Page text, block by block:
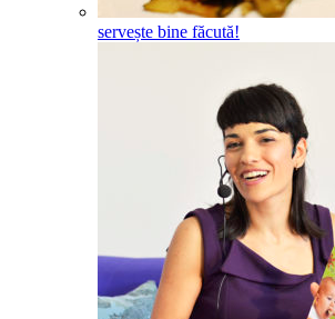
servește bine făcută!